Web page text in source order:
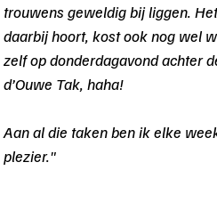
trouwens geweldig bij liggen.
daarbij hoort, kost ook nog wel
zelf op donderdagavond achter
d’Ouwe Tak, haha!
Aan al die taken ben ik elke
plezier."